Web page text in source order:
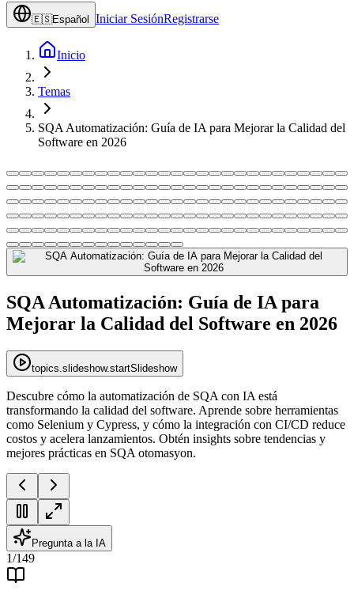
🇪🇸Español Iniciar SesiónRegistrarse
Inicio
Temas
SQA Automatización: Guía de IA para Mejorar la Calidad del
Software en 2026
SQA Automatización: Guía de IA para
Mejorar la Calidad del Software en 2026
topics.slideshow.startSlideshow
Descubre cómo la automatización de SQA con IA está
transformando la calidad del software. Aprende sobre herramientas
como Selenium y Cypress, y cómo la integración con CI/CD reduce
costos y acelera lanzamientos. Obtén insights sobre tendencias y
mejores prácticas en SQA otomasyon.
Pregunta a la IA
1/149